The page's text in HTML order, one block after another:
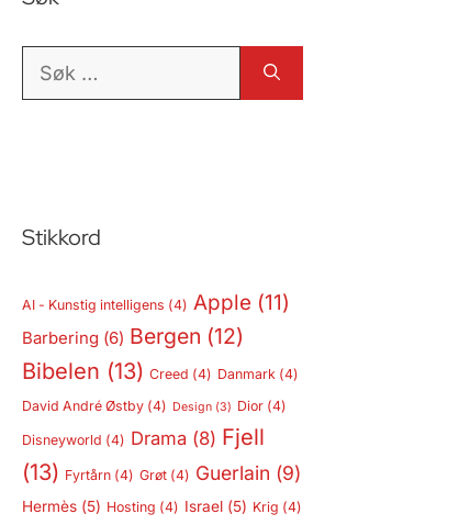
Søk
Stikkord
AI - Kunstig intelligens (4) Apple (11)
Barbering (6) Bergen (12)
Bibelen (13) Creed (4) Danmark(4)
David André Østby(4) Design(3) Dior(4)
Disneyworld (4) Drama (8) Fjell
(13) Fyrtårn(4) Grøt(4) Guerlain (9)
Hermès(5) Hosting (4) Israel(5) Krig (4)